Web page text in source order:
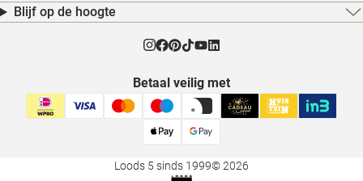
Blijf op de hoogte
Betaal veilig met
Loods 5 sinds 1999© 2026